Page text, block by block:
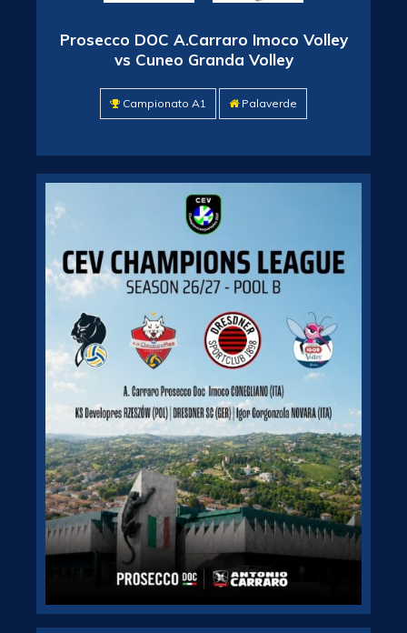
Prosecco DOC A.Carraro Imoco Volley
vs Cuneo Granda Volley
Campionato A1 Palaverde